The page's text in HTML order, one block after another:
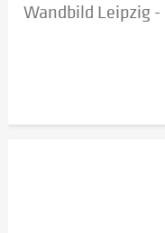
Wandbild Leipzig